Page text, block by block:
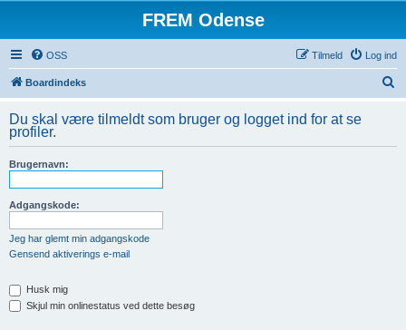
FREM Odense
OSS Log ind
Tilmeld
Boardindeks
Du skal være tilmeldt som bruger og logget ind for at se
profiler.
Brugernavn:
Adgangskode:
Jeg har glemt min adgangskode
Gensend aktiverings e-mail
Husk mig
Skjul min onlinestatus ved dette besøg